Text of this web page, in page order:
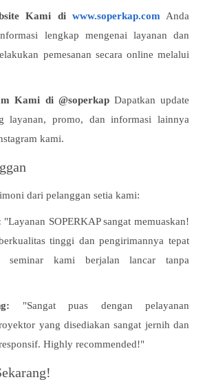
Kami di www.soperkap.com Anda
lengkap mengenai layanan dan
pemesanan secara online melalui
Kami di @soperkapDapatkan update
layanan, promo, dan informasi lainnya
kami.
dari pelanggan setia kami:
"Layanan SOPERKAP sangat memuaskan!
tinggi dan pengirimannya tepat
seminar kami berjalan lancar tanpa
"Sangat puas dengan pelayanan
yang disediakan sangat jernih dan
Highly recommended!"